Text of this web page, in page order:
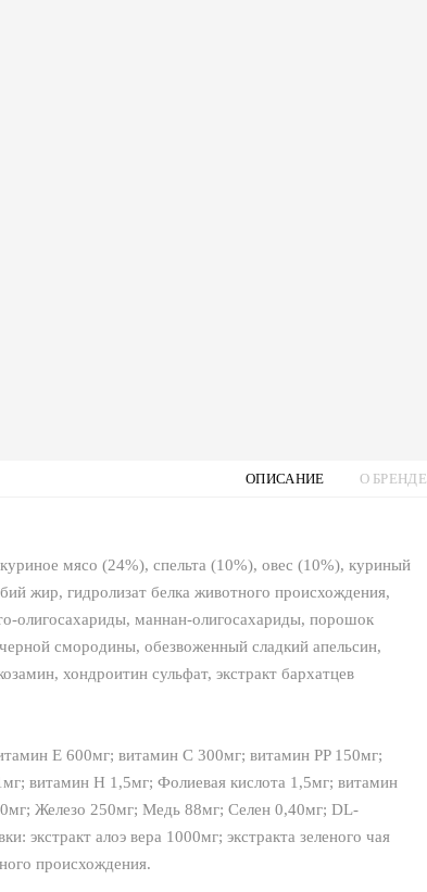
ОПИСАНИЕ О БРЕНДЕ
мясо (24%), спельта (10%), овес (10%), куриный
жир, гидролизат белка животного происхождения,
олигосахариды, маннан-олигосахариды, порошок
смородины, обезвоженный сладкий апельсин,
хондроитин сульфат, экстракт бархатцев
Е 600мг; витамин С 300мг; витамин PP 150мг;
витамин H 1,5мг; Фолиевая кислота 1,5мг; витамин
Железо 250мг; Медь 88мг; Селен 0,40мг; DL-
экстракт алоэ вера 1000мг; экстракта зеленого чая
происхождения.